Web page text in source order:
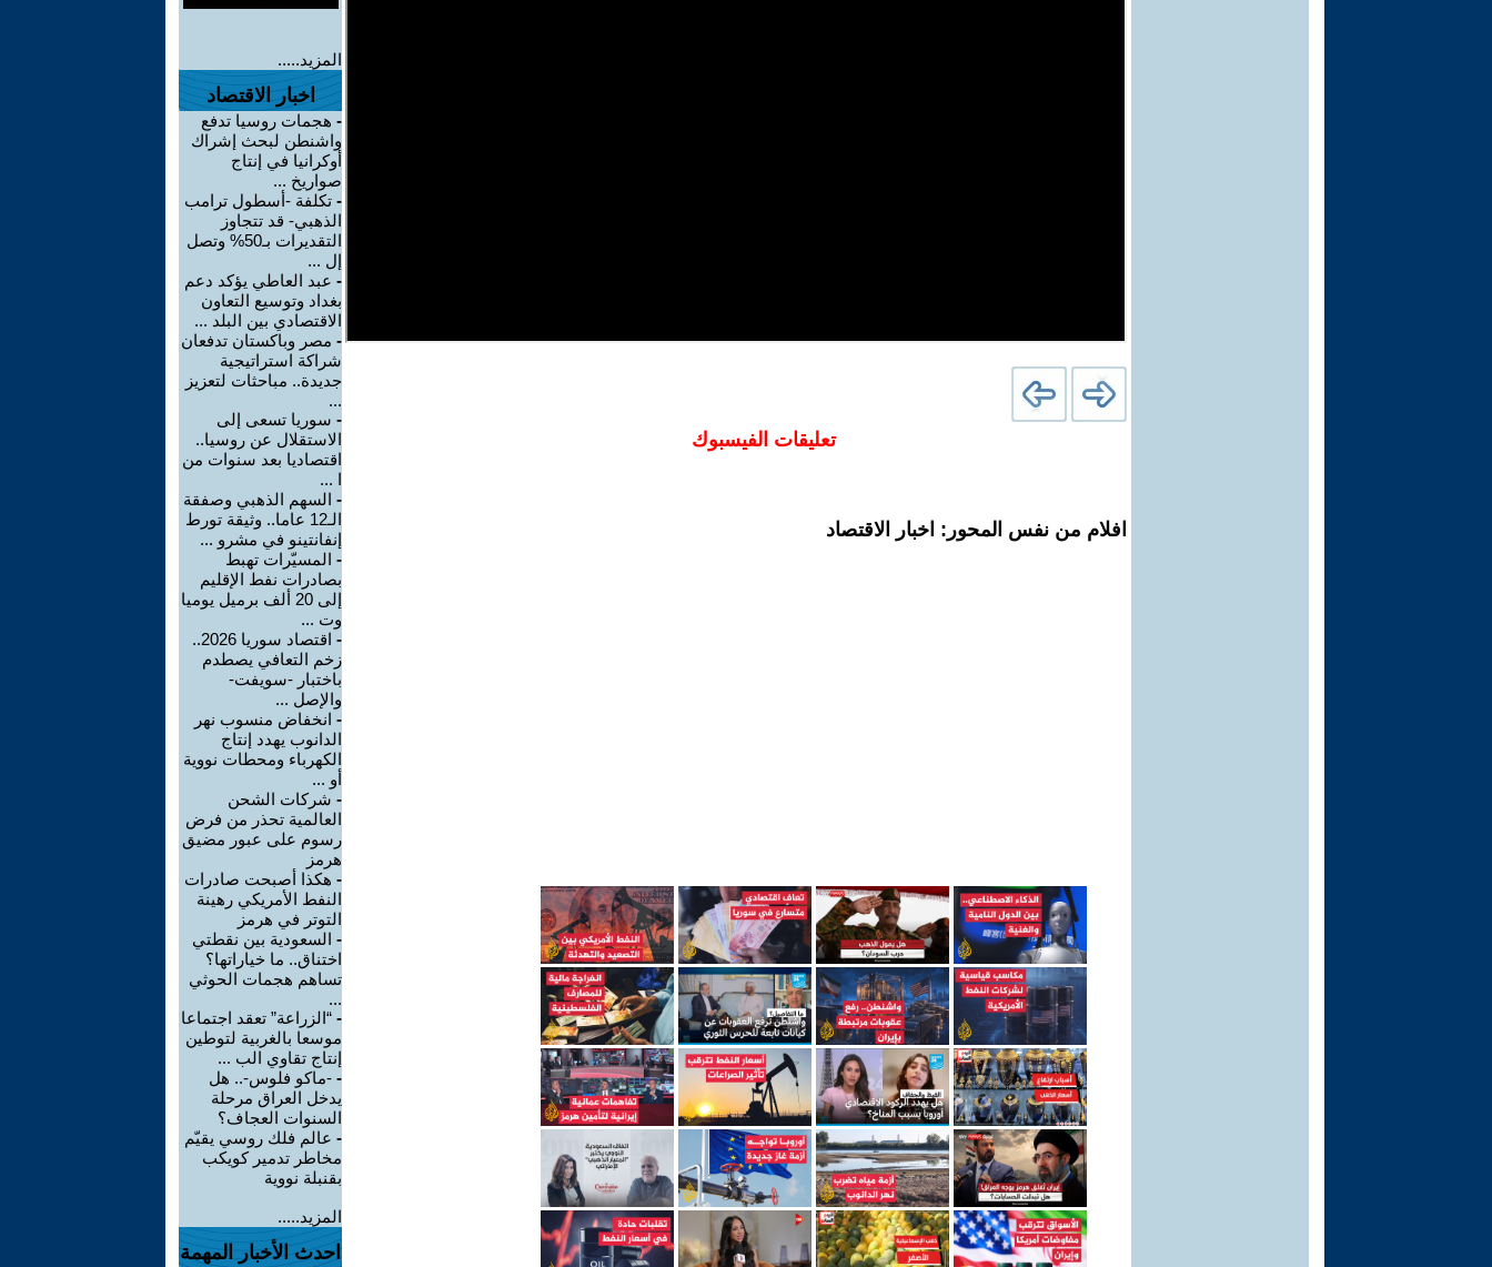
تعليقات الفيسبوك
افلام من نفس المحور: اخبار الاقتصاد
المزيد.....
اخبار الاقتصاد
- هجمات روسيا تدفع
واشنطن لبحث إشراك
أوكرانيا في إنتاج
صواريخ ...
- تكلفة -أسطول ترامب
الذهبي- قد تتجاوز
التقديرات بـ50% وتصل
إل ...
- عبد العاطي يؤكد دعم
بغداد وتوسيع التعاون
الاقتصادي بين البلد ...
- مصر وباكستان تدفعان
شراكة استراتيجية
جديدة.. مباحثات لتعزيز
...
- سوريا تسعى إلى
الاستقلال عن روسيا..
اقتصاديا بعد سنوات من
ا ...
- السهم الذهبي وصفقة
الـ12 عاما.. وثيقة تورط
إنفانتينو في مشرو ...
- المسيّرات تهبط
بصادرات نفط الإقليم
إلى 20 ألف برميل يوميا
وت ...
-
اقتصاد سوريا 2026..
زخم التعافي يصطدم
باختبار -سويفت-
والإصل ...
- انخفاض منسوب نهر
الدانوب يهدد إنتاج
الكهرباء ومحطات نووية
أو ...
- شركات الشحن
العالمية تحذر من فرض
رسوم على عبور مضيق
هرمز
- هكذا أصبحت صادرات
النفط الأمريكي رهينة
التوتر في هرمز
- السعودية بين نقطتي
اختناق.. ما خياراتها؟
تساهم هجمات الحوثي
...
- “الزراعة” تعقد اجتماعا
موسعا بالغربية لتوطين
إنتاج تقاوي الب ...
- -ماكو فلوس-.. هل
يدخل العراق مرحلة
السنوات العجاف؟
- عالم فلك روسي يقيّم
مخاطر تدمير كويكب
بقنبلة نووية
المزيد.....
احدث الأخبار المهمة